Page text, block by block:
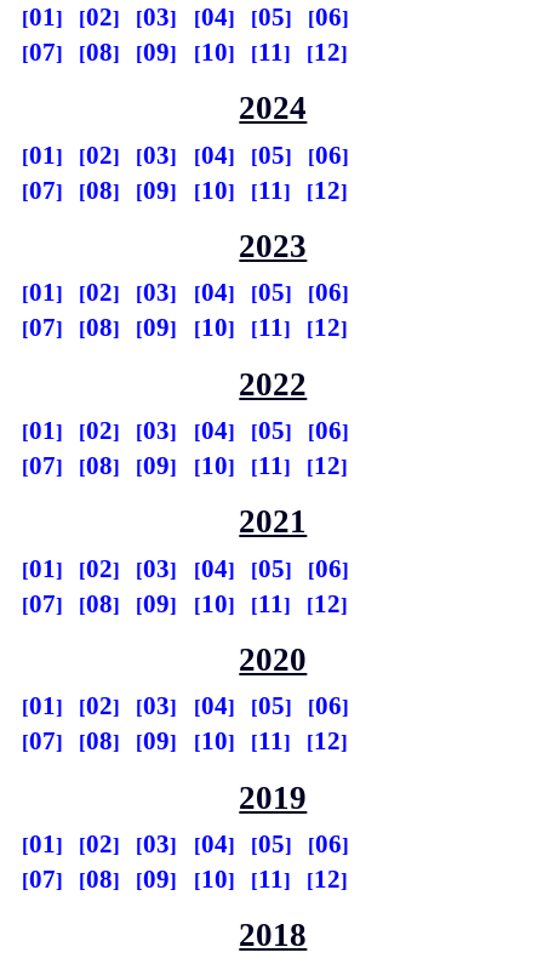
01 02 03 04 05
06
07
08 09 10 11 12
2024
01 02 03 04 05
06
07
08 09 10 11 12
2023
01 02 03 04 05
06
07
08 09 10 11 12
2022
01 02 03 04 05
06
07
08 09 10 11 12
2021
01 02 03 04 05
06
07
08 09 10 11 12
2020
01 02 03 04 05
06
07
08 09 10 11 12
2019
01 02 03 04 05
06
07
08 09 10 11 12
2018